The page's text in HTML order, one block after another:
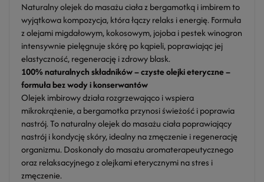
Naturalny olejek do masażu ciała z bergamotką i imbirem to
wyjątkowa kompozycja, która łączy relaks i energię. Formuła
z olejami migdałowym, kokosowym, jojoba i pestek winogron
intensywnie pielęgnuje skórę po kąpieli, poprawiając jej
elastyczność, regenerację i zdrowy blask.
100% naturalnych składników – czyste olejki eteryczne –
formuła bez wody i konserwantów
Olejek imbirowy działa rozgrzewająco i wspiera
mikrokrążenie, a bergamotka przynosi świeżość i poprawia
nastrój. To naturalny olejek do masażu ciała poprawiający
nastrój i kondycję skóry, idealny na zmęczenie i regenerację
organizmu. Doskonały do masażu aromaterapeutycznego
oraz relaksacyjnego z olejkami eterycznymi na stres i
zmęczenie.